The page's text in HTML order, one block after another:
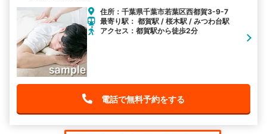
住所：千葉県千葉市若葉区西都賀3-9-7
最寄り駅： 都賀駅 / 桜木駅 / みつわ台駅
アクセス：都賀駅から徒歩2分
電話で無料予約をする